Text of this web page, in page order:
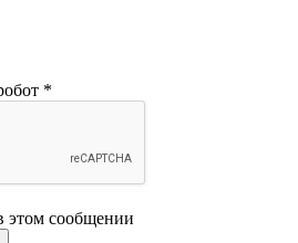
*
этом сообщении